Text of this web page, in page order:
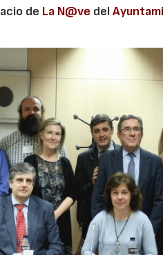
de La N@ve del